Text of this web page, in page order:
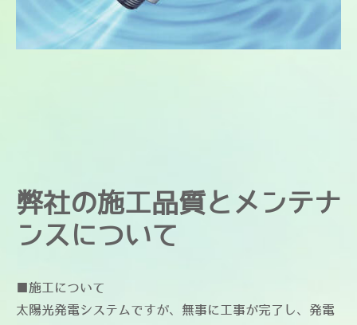
弊社の施工品質とメンテナ
ンスについて
■施工について
太陽光発電システムですが、無事に工事が完了し、発電